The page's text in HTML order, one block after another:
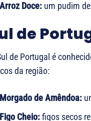
Arroz Doce: um pudim
de
de Portugal é
da região:
Morgado de Amêndoa:
Figo Cheio:figos secos